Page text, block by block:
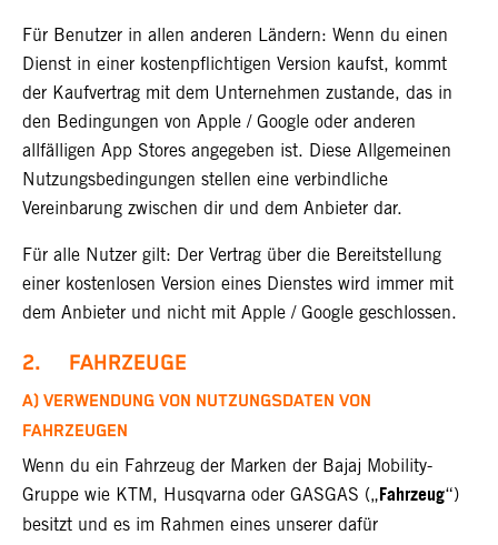
Für Benutzer in allen anderen Ländern: Wenn du einen
Dienst in einer kostenpflichtigen Version kaufst, kommt
der Kaufvertrag mit dem Unternehmen zustande, das in
den Bedingungen von Apple / Google oder anderen
allfälligen App Stores angegeben ist. Diese Allgemeinen
Nutzungsbedingungen stellen eine verbindliche
Vereinbarung zwischen dir und dem Anbieter dar.
Für alle Nutzer gilt: Der Vertrag über die Bereitstellung
einer kostenlosen Version eines Dienstes wird immer mit
dem Anbieter und nicht mit Apple / Google geschlossen.
2. FAHRZEUGE
A) VERWENDUNG VON NUTZUNGSDATEN VON
FAHRZEUGEN
Wenn du ein Fahrzeug der Marken der Bajaj Mobility-
Gruppe wie KTM, Husqvarna oder GASGAS („Fahrzeug“)
besitzt und es im Rahmen eines unserer dafür